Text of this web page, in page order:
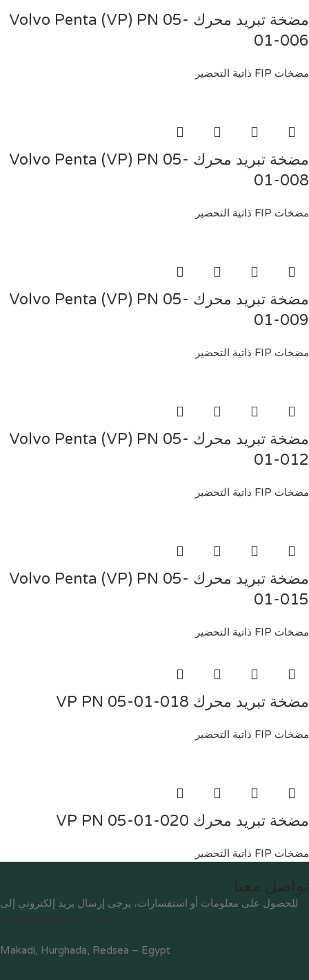
مضخة تبريد محرك Volvo Penta (VP) PN 05-
01-006
مضخات FIP ذاتية التحضير
مضخة تبريد محرك Volvo Penta (VP) PN 05-
01-008
مضخات FIP ذاتية التحضير
مضخة تبريد محرك Volvo Penta (VP) PN 05-
01-009
مضخات FIP ذاتية التحضير
مضخة تبريد محرك Volvo Penta (VP) PN 05-
01-012
مضخات FIP ذاتية التحضير
مضخة تبريد محرك Volvo Penta (VP) PN 05-
01-015
مضخات FIP ذاتية التحضير
مضخة تبريد محرك VP PN 05-01-018
مضخات FIP ذاتية التحضير
مضخة تبريد محرك VP PN 05-01-020
مضخات FIP ذاتية التحضير
تواصل معنا
للحصول على معلومات أو استفسارات، يرجى إرسال بريد إلكتروني إلى
Makadi, Hurghada, Redsea – Egypt